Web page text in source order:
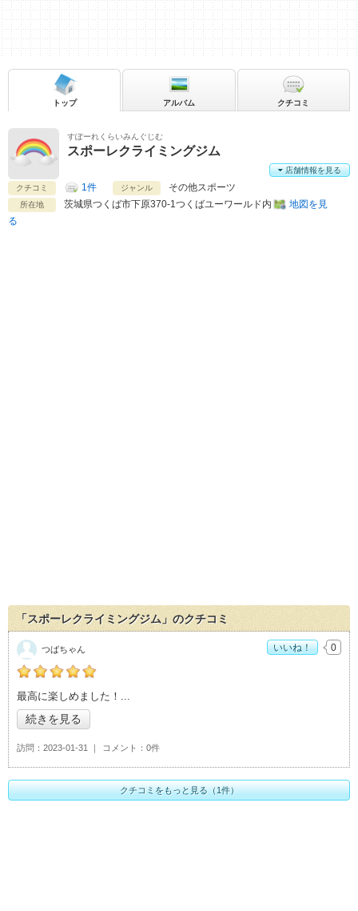
すぽーれくらいみんぐじむ
スポーレクライミングジム
クチコミ 1件 ジャンル その他スポーツ
所在地 茨城県つくば市下原370-1つくばユーワールド内
地図を見
る
店舗情報を見る
トップ アルバム クチコミ
「スポーレクライミングジム」のクチコミ
の「スポーレクライミングジム」おすすめ度：
最高に楽しめました！
続きを見る
訪問 2023-01-31 コメント 0件
つばちゃん いいね！ 0
クチコミをもっと見る（1件）